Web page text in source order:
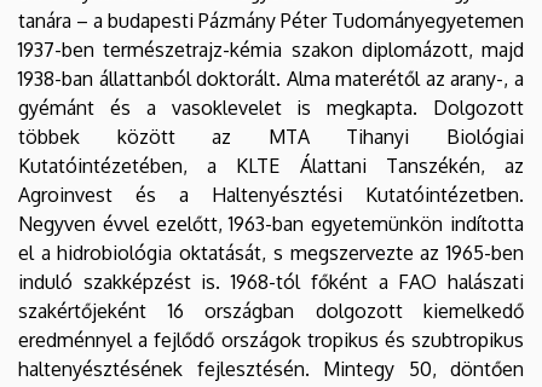
tanára – a budapesti Pázmány Péter Tudományegyetemen
1937-ben természetrajz-kémia szakon diplomázott, majd
1938-ban állattanból doktorált. Alma materétől az arany-, a
gyémánt és a vasoklevelet is megkapta. Dolgozott
többek között az MTA Tihanyi Biológiai
Kutatóintézetében, a KLTE Álattani Tanszékén, az
Agroinvest és a Haltenyésztési Kutatóintézetben.
Negyven évvel ezelőtt, 1963-ban egyetemünkön indította
el a hidrobiológia oktatását, s megszervezte az 1965-ben
induló szakképzést is. 1968-tól főként a FAO halászati
szakértőjeként 16 országban dolgozott kiemelkedő
eredménnyel a fejlődő országok tropikus és szubtropikus
haltenyésztésének fejlesztésén. Mintegy 50, döntően